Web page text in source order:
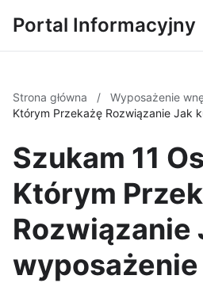
Portal Informacyjny
Strona główna / Wyposażenie
Którym Przekażę Rozwiązanie Jak
Szukam 11
Którym
Rozwiązanie